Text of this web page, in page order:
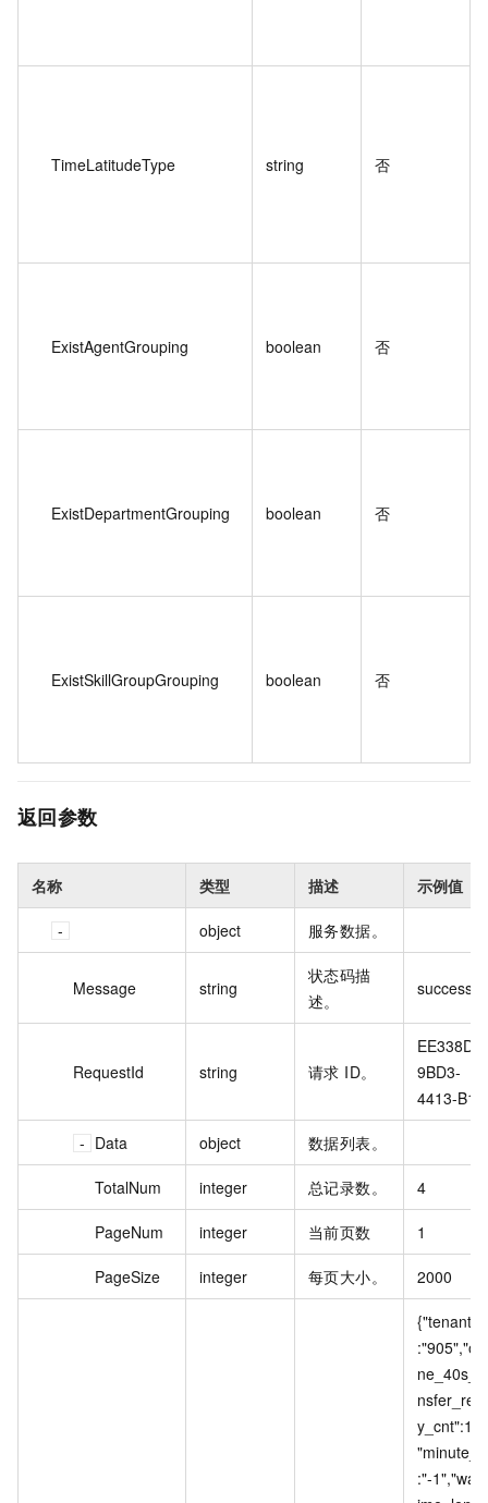
TimeLatitudeType string 否
ExistAgentGrouping boolean 否
ExistDepartmentGrouping boolean 否
ExistSkillGroupGrouping boolean 否
返回参数
名称 类型 描述 示例值
object 服务数据。
Message string
状态码描
述。
successful
RequestId string 请求 ID。
9BD3-
4413-
Data object 数据列表。
TotalNum integer 总记录数。 4
PageNum integer 当前页数 1
PageSize integer 每页大小。 2000
:"-